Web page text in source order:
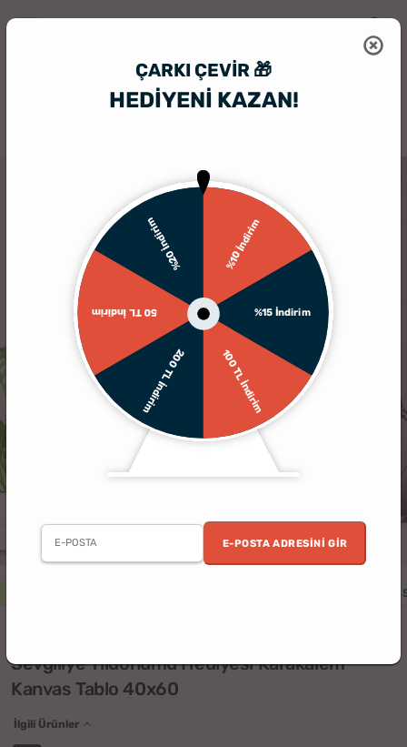
ÇARKI ÇEVIR 🎁
HEDİYENİ KAZAN!
%10 İndirim
%15 İndirim
100 TL İndirim
200 TL İndirim
50 TL İndirim
%20 İndirim
E-POSTA ADRESINI GIR
Sevgiliye Yıldönümü Hediyesi Karakalem
Kanvas Tablo 40x60
İlgili Ürünler